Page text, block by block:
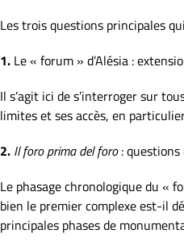
Les trois questions principales
1. Le « forum » d’Alésia :
Il s’agit ici de s’interroger sur
limites et ses accès, en
2. Il foro prima del foro: questions
Le phasage chronologique du «
bien le premier complexe est-il
principales phases de